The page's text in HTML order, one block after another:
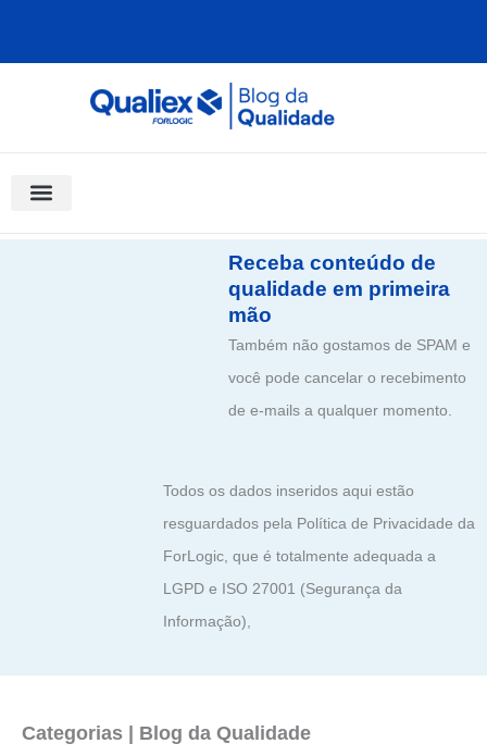
Receba conteúdo de
qualidade em primeira
mão
Também não gostamos de SPAM e
você pode cancelar o recebimento
de e-mails a qualquer momento.
Todos os dados inseridos aqui estão
resguardados pela Política de Privacidade da
ForLogic, que é totalmente adequada a
LGPD e ISO 27001 (Segurança da
Informação),
Categorias | Blog da Qualidade